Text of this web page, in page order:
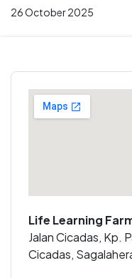
26 October 2025
Life Learning
Jalan Cicadas, Kp.
Cicadas,